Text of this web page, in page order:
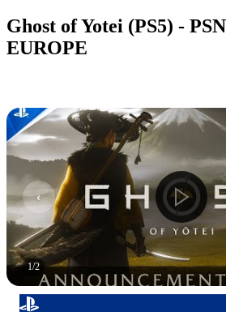
Ghost of Yotei (PS5) -
EUROPE
1/2